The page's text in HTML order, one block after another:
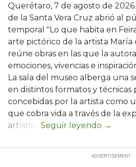
Querétaro, 7 de agosto de
de la Santa Vera Cruz abrió al
temporal "Lo que habita en
arte pictórico de la artista María
reúne obras en las que la
emociones, vivencias e
La sala del museo alberga una
en distintos formatos y técnicas
concebidas por la artista como
que cobra vida a través de la
artística.